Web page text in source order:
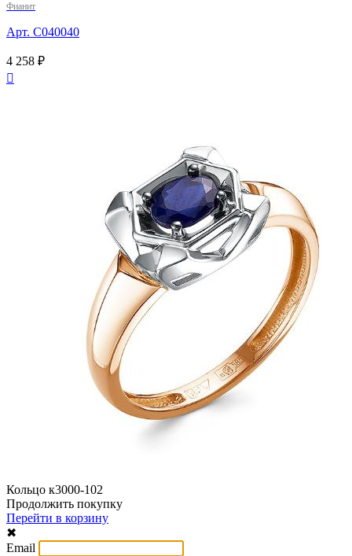
Фианит
Арт. С040040
4 258 ₽

Кольцо к3000-102
Продолжить покупку
Перейти в корзину
✖
Email